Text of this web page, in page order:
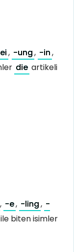
, -ung, -in,
die artikeli
, -e, -ling, -
ile biten isimler